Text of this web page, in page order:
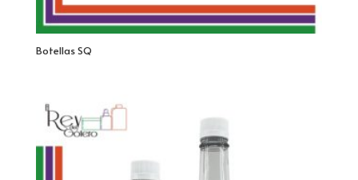
Botellas SQ